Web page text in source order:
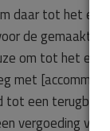
daar tot het
de gemaakte
om tot het
met
een
vergoeding